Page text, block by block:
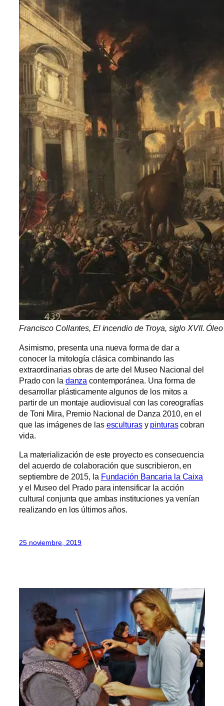
Francisco Collantes, El incendio de Troya, siglo XVII.
Asimismo, presenta una nueva forma de dar a
conocer la mitología clásica combinando las
extraordinarias obras de arte del Museo Nacional del
Prado con la danza contemporánea. Una forma de
desarrollar plásticamente algunos de los mitos a
partir de un montaje audiovisual con las coreografías
de Toni Mira, Premio Nacional de Danza 2010, en el
que las imágenes de las esculturasy pinturascobran
vida.
La materialización de este proyecto es consecuencia
del acuerdo de colaboración que suscribieron, en
septiembre de 2015, la Fundación Bancaria la Caixa
y el Museo del Prado para intensificar la acción
cultural conjunta que ambas instituciones ya venían
realizando en los últimos años.
25 noviembre, 2019